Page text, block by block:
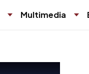
Multimedia